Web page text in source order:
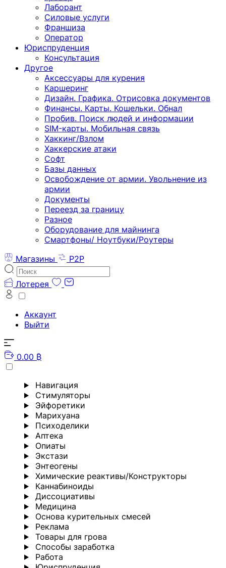
Лаборант
Силовые услуги
Франшиза
Оператор
Юриспруденция
Консультация
Другoе
Аксессуары для курения
Каршеринг
Дизайн. Графика. Отрисовка документов
Финансы. Карты. Кошельки. Обнал
Пробив. Поиск людей и информации
SIM-карты. Мобильная связь
Хаккинг/Взлом
Хаккерские атаки
Софт
Базы данных
Освобождение от армии. Увольнение из
армии
Документы
Переезд за границу
Разное
Оборудование для майнинга
Смартфоны/ Ноутбуки/Роутеры
Магазины
P2P
Лотерея
Аккаунт
Выйти
0.00 ₿
Навигация
Стимуляторы
Эйфоретики
Марихуана
Психоделики
Аптека
Опиаты
Экстази
Энтеогены
Химические реактивы/Конструкторы
Каннабиноиды
Диссоциативы
Медицина
Основа курительных смесей
Реклама
Товары для грова
Способы заработка
Работа